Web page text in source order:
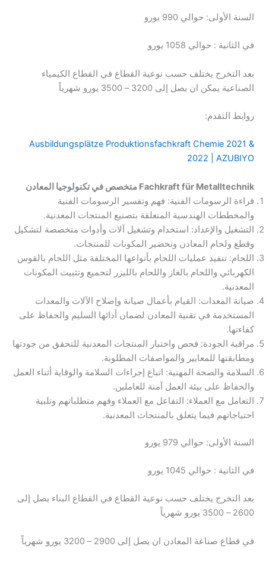
السنة الأولى: حوالي 990 يورو
في الثانية : حوالي 1058 يورو
بعد التخرج يختلف حسب نوعية القطاع في القطاع الكيمياء
الصناعية يمكن ان يصل إلى 3200 – 3500 يورو شهرياً
روابط التقدم:
Ausbildungsplätze Produktionsfachkraft Chemie 2021 &
2022 | AZUBIYO
Fach­kraft für Me­tall­tech­nik متخصص في تكنولوجيا المعادن
قراءة الرسومات الفنية: فهم وتفسير الرسومات الفنية
والمخططات الهندسية المتعلقة بتصنيع المنتجات المعدنية.
التشغيل والإعداد: استخدام وتشغيل آلات وأدوات متخصصة لتشكيل
وقطع ولحام المعادن وتحضير المكونات للمنتجات.
اللحام: تنفيذ عمليات اللحام بأنواعها المختلفة مثل اللحام بالقوس
الكهربائي واللحام بالغاز واللحام بالليزر لتجميع وتثبيت المكونات
المعدنية.
صيانة المعدات: القيام بأعمال صيانة وإصلاح الآلات والمعدات
المستخدمة في تقنية المعادن لضمان أدائها السليم والحفاظ على
كفاءتها.
مراقبة الجودة: فحص واختبار المنتجات المعدنية للتحقق من جودتها
ومطابقتها للمعايير والمواصفات المطلوبة.
السلامة والصحة المهنية: اتباع إجراءات السلامة والوقاية أثناء العمل
والحفاظ على بيئة العمل آمنة للعاملين.
التعامل مع العملاء: التفاعل مع العملاء وفهم متطلباتهم وتلبية
احتياجاتهم فيما يتعلق بالمنتجات المعدنية.
السنة الأولى: حوالي 979 يورو
في الثانية : حوالي 1045 يورو
بعد التخرج يختلف حسب نوعية القطاع في القطاع البناء يصل إلى
2600 – 3500 يورو شهرياً
في قطاع صناعة المعادن ان يصل إلى 2900 – 3200 يورو شهرياً